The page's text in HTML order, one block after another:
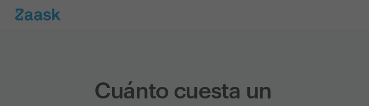
Cuánto cuesta un